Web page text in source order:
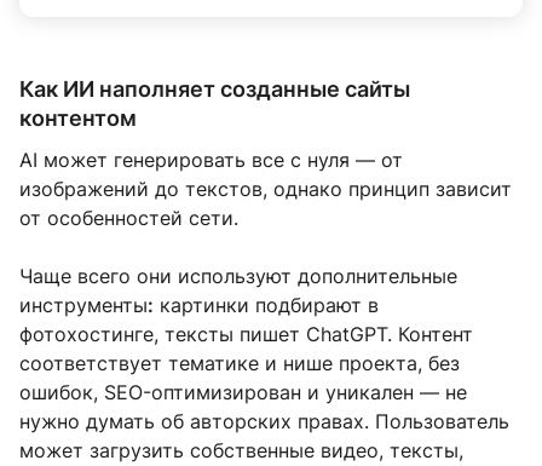
Как ИИ наполняет созданные сайты
контентом
AI может генерировать все с нуля — от
изображений до текстов, однако принцип зависит
от особенностей сети.
Чаще всего они используют дополнительные
инструменты: картинки подбирают в
фотохостинге, тексты пишет ChatGPT. Контент
соответствует тематике и нише проекта, без
ошибок, SEO-оптимизирован и уникален — не
нужно думать об авторских правах. Пользователь
может загрузить собственные видео, тексты,